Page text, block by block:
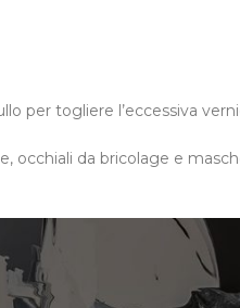
per togliere l’eccessiva
occhiali da bricolage e